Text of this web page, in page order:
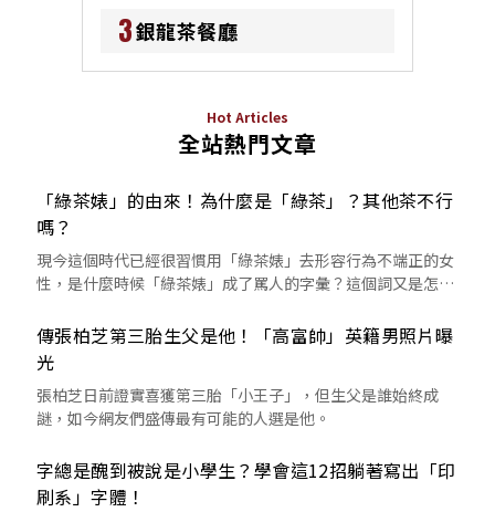
3銀龍茶餐廳
Hot Articles
全站熱門文章
「綠茶婊」的由來！為什麼是「綠茶」？其他茶不行
嗎？
現今這個時代已經很習慣用「綠茶婊」去形容行為不端正的女
性，是什麼時候「綠茶婊」成了罵人的字彙？這個詞又是怎麼
傳張柏芝第三胎生父是他！「高富帥」英籍男照片曝
光
張柏芝日前證實喜獲第三胎「小王子」，但生父是誰始終成
謎，如今網友們盛傳最有可能的人選是他。
字總是醜到被說是小學生？學會這12招躺著寫出「印
刷系」字體！